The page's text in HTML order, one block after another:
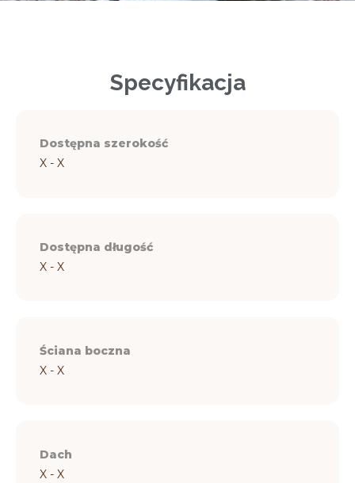
Specyfikacja
Dostępna szerokość
X - X
Dostępna długość
X - X
Ściana boczna
X - X
Dach
X - X